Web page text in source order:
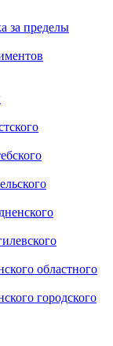
за пределы
областного
городского